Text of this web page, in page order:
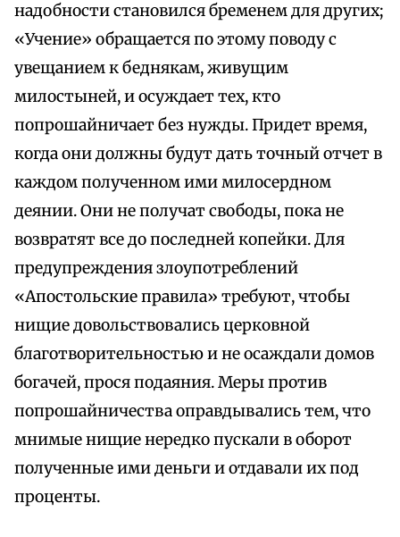
надобности становился бременем для других;
«Учение» обращается по этому поводу с
увещанием к беднякам, живущим
милостыней, и осуждает тех, кто
попрошайничает без нужды. Придет время,
когда они должны будут дать точный отчет в
каждом полученном ими милосердном
деянии. Они не получат свободы, пока не
возвратят все до последней копейки. Для
предупреждения злоупотреблений
«Апостольские правила» требуют, чтобы
нищие довольствовались церковной
благотворительностью и не осаждали домов
богачей, прося подаяния. Меры против
попрошайничества оправдывались тем, что
мнимые нищие нередко пускали в оборот
полученные ими деньги и отдавали их под
проценты.